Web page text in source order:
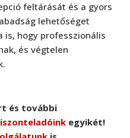
feltárását és a gyors
lehetőséget
is, hogy professzionális
és végtelen
és további
egyikét!